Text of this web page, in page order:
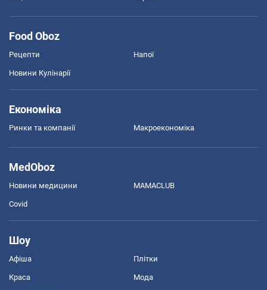
Food Oboz
Рецепти Напої
Новини Кулінарії
Економіка
Ринки та компанії Макроекономіка
MedOboz
Новини медицини MAMACLUB
Covid
Шоу
Афіша Плітки
Краса Мода